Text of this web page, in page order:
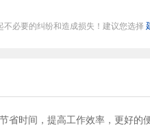
必要的纠纷和造成损失！建议您选择
省时间，提高工作效率，更好的